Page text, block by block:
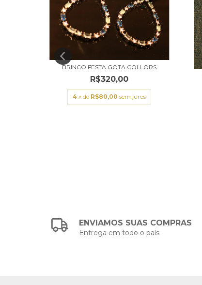
BRINCO FESTA GOTA COLLORS
R$320,00
4 x de R$80,00 sem juros
ENVIAMOS SUAS COMPRAS
Entrega em todo o país